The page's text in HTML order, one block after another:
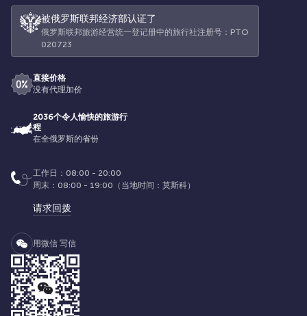
被俄罗斯联邦经济部认证了
俄罗斯联邦旅游经营统一登记册中的旅行社注册号：РТО
020723
直接价格
没有代理加价
2036个令人愉快的旅游行
程
在全俄罗斯的省份
工作日：08:00 - 20:00
周末：08:00 - 19:00（当地时间：莫斯科）
请求回拨
用微信 写信